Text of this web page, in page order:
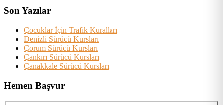
Son Yazılar
Çocuklar İçin Trafik Kuralları
Denizli Sürücü Kursları
Çorum Sürücü Kursları
Çankırı Sürücü Kursları
Çanakkale Sürücü Kursları
Hemen Başvur